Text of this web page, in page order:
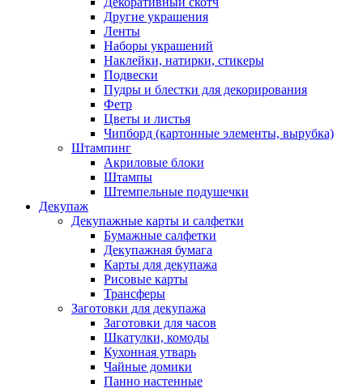
Другие украшения
Ленты
Наборы украшений
Наклейки, натирки, стикеры
Подвески
Пудры и блестки для декорирования
Фетр
Цветы и листья
Чипборд (картонные элементы, вырубка)
Штампинг
Акриловые блоки
Штампы
Штемпельные подушечки
Декупаж
Декупажные карты и салфетки
Бумажные салфетки
Декупажная бумага
Карты для декупажа
Рисовые карты
Трансферы
Заготовки для декупажа
Заготовки для часов
Шкатулки, комоды
Кухонная утварь
Чайные домики
Панно настенные